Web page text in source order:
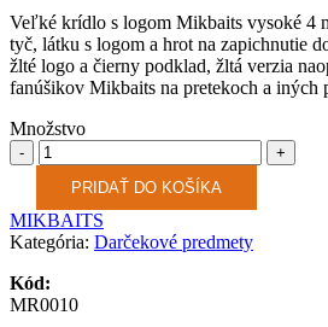
Veľké krídlo s logom Mikbaits vysoké 4
tyč, látku s logom a hrot na zapichnutie
žlté logo a čierny podklad, žltá verzia
fanúšikov Mikbaits na pretekoch a iných
Množstvo
Množstvo
PRIDAŤ DO KOŠÍKA
MIKBAITS
Kategória: Darčekové predmety
Kód:
MR0010